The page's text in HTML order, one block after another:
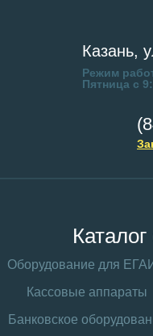
Казань,
Режим
Пятница с
Оборудование для
Кассовые аппараты
Банковское